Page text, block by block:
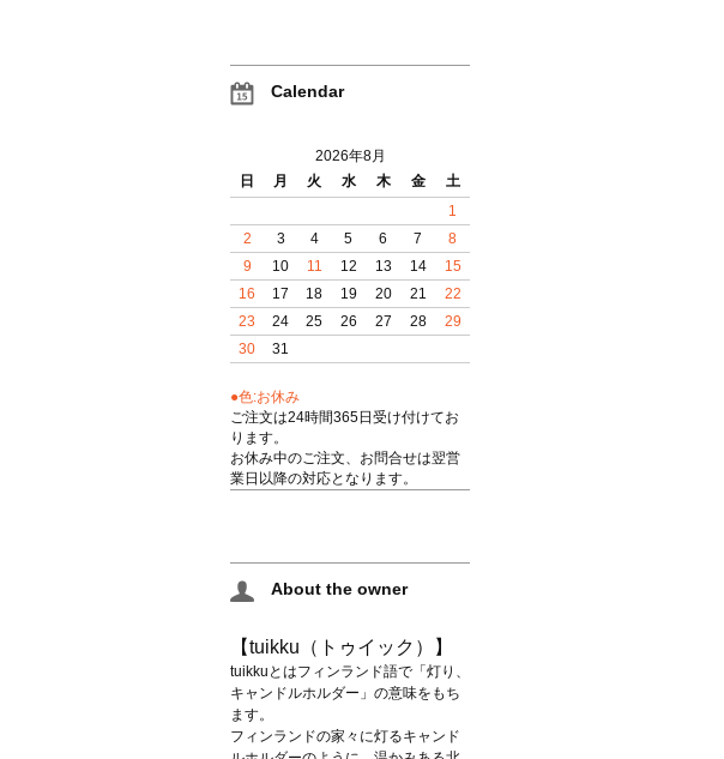
Calendar
2026年8月
日
月 火 水 木 金
土
1
2
3 4 5 6 7
8
9
10 11 12 13 14
15
16
17 18 19 20 21
22
23
24 25 26 27 28
29
30
31
●色:お休み
ご注文は24時間365日受け付けてお
ります。
お休み中のご注文、お問合せは翌営
業日以降の対応となります。
About the owner
【tuikku（トゥイック）】
tuikkuとはフィンランド語で「灯り、
キャンドルホルダー」の意味をもち
ます。
フィンランドの家々に灯るキャンド